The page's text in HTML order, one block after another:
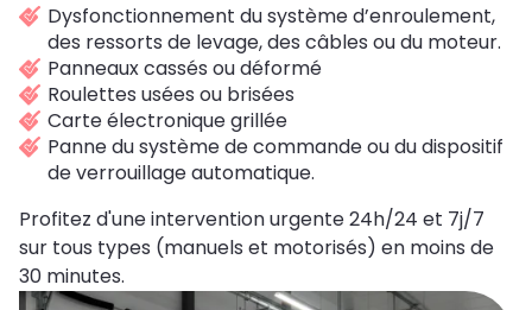
Dysfonctionnement du système d’enroulement,
des ressorts de levage, des câbles ou du moteur.
Panneaux cassés ou déformé
Roulettes usées ou brisées
Carte électronique grillée
Panne du système de commande ou du dispositif
de verrouillage automatique.
Profitez d'une intervention urgente 24h/24 et 7j/7
sur tous types (manuels et motorisés) en moins de
30 minutes.